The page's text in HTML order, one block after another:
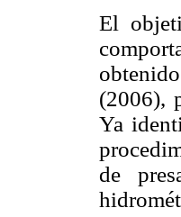
El
(2006),
Ya
de